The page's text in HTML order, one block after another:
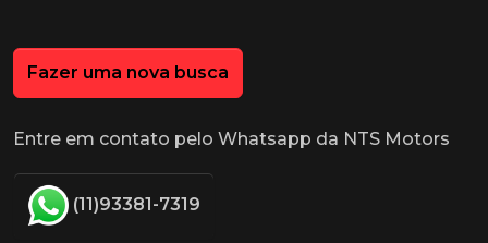
Fazer uma nova busca
Entre em contato pelo Whatsapp da NTS Motors
(11)93381-7319